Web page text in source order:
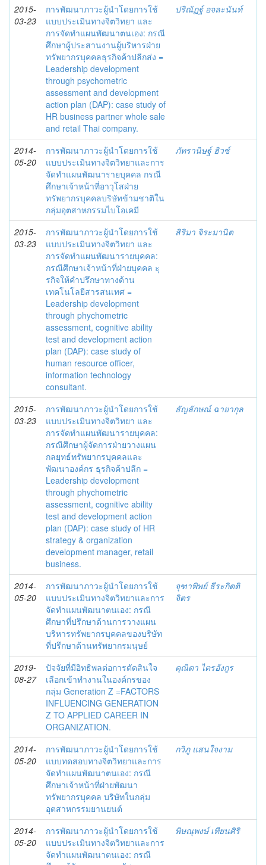
2015-
03-23
การพัฒนาภาวะผู้นำโดยการใช้
แบบประเมินทางจิตวิทยา และ
การจัดทำแผนพัฒนาตนเอง: กรณี
ศึกษาผู้ประสานงานผู้บริหารฝ่าย
ทรัพยากรบุคคลธุรกิจค้าปลีกส่ง =
Leadership development
through psychometric
assessment and development
action plan (DAP): case study of
HR business partner whole sale
and retail Thai company.
ปริณัฏฐ์ อจละนันท์
2014-
05-20
การพัฒนาภาวะผู้นำโดยการใช้
แบบประเมินทางจิตวิทยาและการ
จัดทำแผนพัฒนารายบุคคล กรณี
ศึกษาเจ้าหน้าที่อาวุโสฝ่าย
ทรัพยากรบุคคลบริษัทข้ามชาติใน
กลุ่มอุตสาหกรรมไบโอเคมี
ภัทรานิษฐ์ ฮิวซ์
2015-
03-23
การพัฒนาภาวะผู้นำโดยการใช้
แบบประเมินทางจิตวิทยา และ
การจัดทำแผนพัฒนารายบุคคล:
กรณีศึกษาเจ้าหน้าที่ฝ่ายบุคคล ะุ
รกิจให้คำปรึกษาทางด้าน
เทคโนโลยีสารสนเทศ =
Leadership development
through phychometric
assessment, cognitive ability
test and development action
plan (DAP): case study of
human resource officer,
information technology
consultant.
สิริมา จิระมานิต
2015-
03-23
การพัฒนาภาวะผู้นำโดยการใช้
แบบประเมินทางจิตวิทยา และ
การจัดทำแผนพัฒนารายบุคคล:
กรณีศึกษาผู้จัดการฝ่ายวางแผน
กลยุทธ์ทรัพยากรบุคคลและ
พัฒนาองค์กร ธุรกิจค้าปลีก =
Leadership development
through phychometric
assessment, cognitive ability
test and development action
plan (DAP): case study of HR
strategy & organization
development manager, retail
business.
ธัญลักษณ์ ฉายากุล
2014-
05-20
การพัฒนาภาวะผู้นำโดยการใช้
แบบประเมินทางจิตวิทยาและการ
จัดทำแผนพัฒนาตนเอง: กรณี
ศึกษาที่ปรึกษาด้านการวางแผน
บริหารทรัพยากรบุคคลของบริษัท
ที่ปรึกษาด้านทรัพยากรมนุษย์
จุฑาพิพย์ ธีระกิตติ
จิตร
2019-
08-27
ปัจจัยที่มีอิทธิพลต่อการตัดสินใจ
เลือกเข้าทำงานในองค์กรของ
กลุ่ม Generation Z =FACTORS
INFLUENCING GENERATION
Z TO APPLIED CAREER IN
ORGANIZATION.
คุณิตา ไตรอังกูร
2014-
05-20
การพัฒนาภาวะผู้นำโดยการใช้
แบบทดสอบทางจิตวิทยาและการ
จัดทำแผนพัฒนาตนเอง: กรณี
ศึกษาเจ้าหน้าที่ฝ่ายพัฒนา
ทรัพยากรบุคคล บริษัทในกลุ่ม
อุตสาหกรรมยานยนต์
กวิภู แสนใจงาม
2014-
05-20
การพัฒนาภาวะผู้นำโดยการใช้
แบบประเมินทางจิตวิทยาและการ
จัดทำแผนพัฒนาตนเอง: กรณี
พิษณุพงษ์ เทียนศิริ